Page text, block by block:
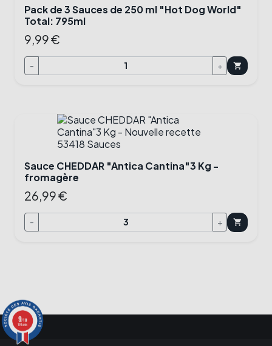
Pack de 3 Sauces de 250 ml "Hot Dog World"
Total: 795ml
9,99 €
- + shopping_cart
Sauce CHEDDAR "Antica Cantina"3 Kg -
fromagère
26,99 €
- + shopping_cart
9/10
191 avis